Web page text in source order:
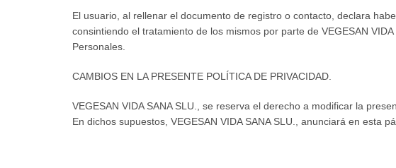
El usuario, al rellenar el documento de registro o contacto, declara
consintiendo el tratamiento de los mismos por parte de VEGESAN
Personales.
CAMBIOS EN LA PRESENTE POLÍTICA DE PRIVACIDAD.
VEGESAN VIDA SANA SLU., se reserva el derecho a modificar la
En dichos supuestos, VEGESAN VIDA SANA SLU., anunciará en esta